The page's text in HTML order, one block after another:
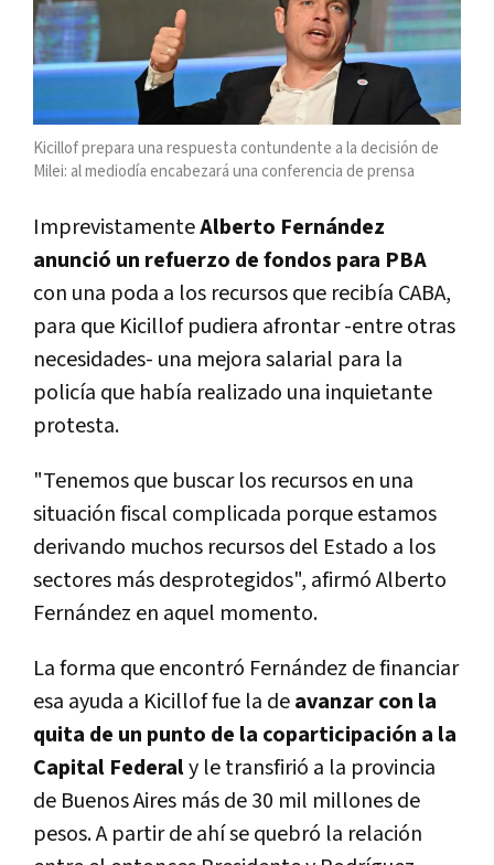
Kicillof prepara una respuesta contundente a la decisión de
Milei: al mediodía encabezará una conferencia de prensa
ImprevistamenteAlberto Fernández
anunció un refuerzo de fondos para PBA
con una poda a los recursos que recibía CABA,
para que Kicillof pudiera afrontar -entre otras
necesidades- una mejora salarial para la
policía que había realizado una inquietante
protesta.
"Tenemos que buscar los recursos en una
situación fiscal complicada porque estamos
derivando muchos recursos del Estado a los
sectores más desprotegidos", afirmó Alberto
Fernández en aquel momento.
La forma que encontró Fernández de financiar
esa ayuda a Kicillof fue la deavanzar con la
quita de un punto de la coparticipación a la
Capital Federaly le transfirió a la provincia
de Buenos Aires más de 30 mil millones de
pesos. A partir de ahí se quebró la relación